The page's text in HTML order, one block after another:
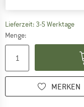
Lieferzeit: 3-5 Werktage
Menge:
MERKEN